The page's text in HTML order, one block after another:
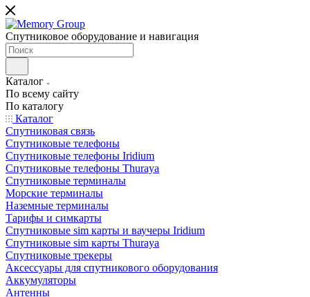
Спутниковое оборудование и навигация
Каталог
По всему сайту
По каталогу
Каталог
Спутниковая связь
Спутниковые телефоны
Спутниковые телефоны Iridium
Спутниковые телефоны Thuraya
Спутниковые терминалы
Морские терминалы
Наземные терминалы
Тарифы и симкарты
Спутниковые sim карты и ваучеры Iridium
Спутниковые sim карты Thuraya
Спутниковые трекеры
Аксессуары для спутникового оборудования
Аккумуляторы
Антенны